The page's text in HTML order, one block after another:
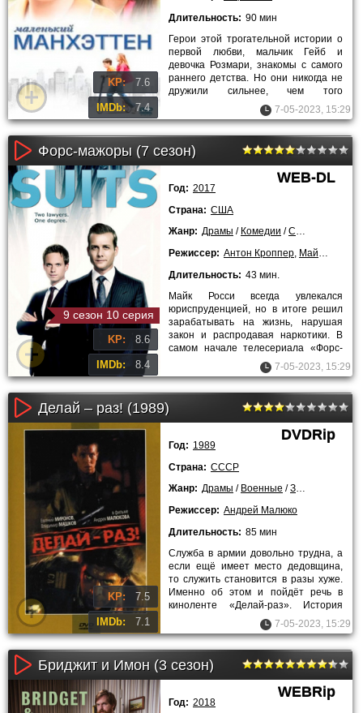
KP: 7.6
IMDb: 7.4
Длительность: 90 мин
Герои этой трогательной истории о
первой любви, мальчик Гейб и
девочка Розмари, знакомы с самого
раннего детства. Но они никогда не
дружили сильнее, чем того
требовали обстоятельства. Ведь
7-05-2023, 15:29
Форс-мажоры (7 сезон)
9 сезон 10 серия
KP: 8.6
IMDb: 8.4
WEB-DL
Год: 2017
Страна: США
Жанр: Драмы / Комедии /Сериалы
Режиссер: Антон Кроппер, Майкл Смит
Длительность: 43 мин.
Майк Росси всегда увлекался
юриспруденцией, но в итоге решил
зарабатывать на жизнь, нарушая
закон и распродавая наркотики. В
самом начале телесериала «Форс-
Мажоры» парень попал в облаву и
7-05-2023, 15:29
Делай – раз! (1989)
KP: 7.5
IMDb: 7.1
DVDRip
Год: 1989
Страна: СССР
Жанр: Драмы / Военные /Зарубежные
Режиссер: Андрей Малюко
Длительность: 85 мин
Служба в армии довольно трудна, а
если ещё имеет место дедовщина,
то служить становится в разы хуже.
Именно об этом и пойдёт речь в
киноленте «Делай-раз». История
началась с момента, когда7-05-2023, 15:29
Бриджит и Имон (3 сезон)
WEBRip
Год: 2018